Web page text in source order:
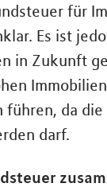
für
Es ist
in Zukunft
führen, da
darf.